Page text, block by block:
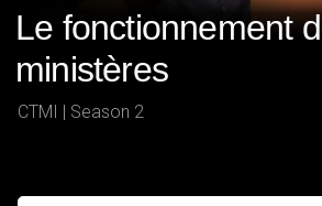
Le fonctionnement
ministères
CTMI | Season 2